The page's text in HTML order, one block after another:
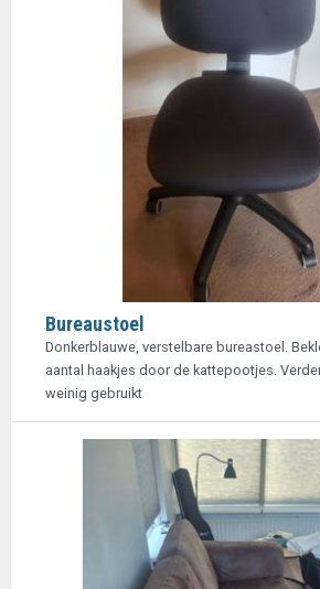
Bureaustoel
Donkerblauwe, verstelbare bureastoel.
aantal haakjes door de kattepootjes.
weinig gebruikt